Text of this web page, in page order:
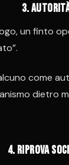
3️.
un finto
come
dietro
4️. Riprova